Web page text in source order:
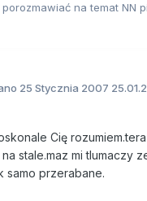
na temat NN
25 Stycznia 2007
Cię
stale.maz mi tlumaczy
samo przerabane.